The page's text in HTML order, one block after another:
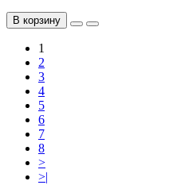
В корзину
1
2
3
4
5
6
7
8
>
>|